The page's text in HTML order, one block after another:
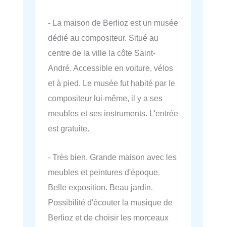
- La maison de Berlioz est un musée
dédié au compositeur. Situé au
centre de la ville la côte Saint-
André. Accessible en voiture, vélos
et à pied. Le musée fut habité par le
compositeur lui-même, il y a ses
meubles et ses instruments. L'entrée
est gratuite.
- Très bien. Grande maison avec les
meubles et peintures d'époque.
Belle exposition. Beau jardin.
Possibilité d'écouter la musique de
Berlioz et de choisir les morceaux